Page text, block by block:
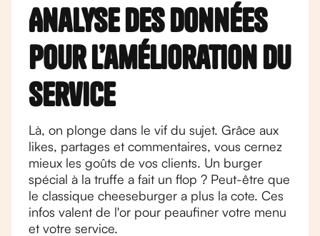
Analyse des données
pour l’amélioration du
service
Là, on plonge dans le vif du sujet. Grâce aux
likes, partages et commentaires, vous cernez
mieux les goûts de vos clients. Un burger
spécial à la truffe a fait un flop ? Peut-être que
le classique cheeseburger a plus la cote. Ces
infos valent de l'or pour peaufiner votre menu
et votre service.